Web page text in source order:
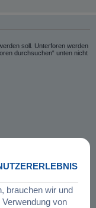
soll. Unterforen werden
durchsuchen“ unten nicht
brauchen wir und
von